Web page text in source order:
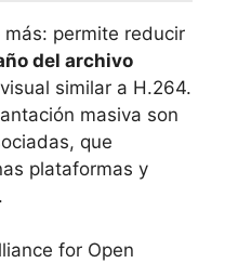
más: permite reducir
del archivo
similar a H.264.
masiva son
que
plataformas y
for Open